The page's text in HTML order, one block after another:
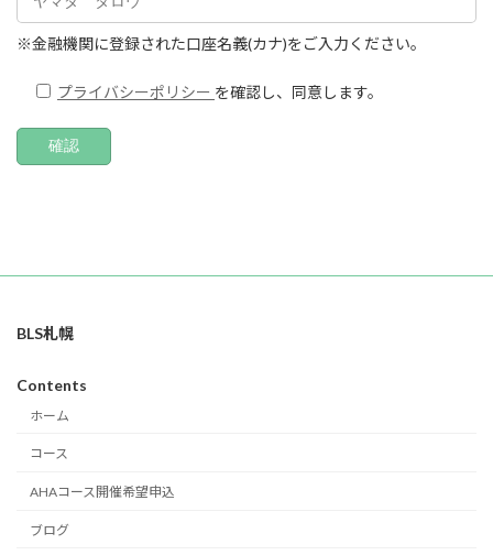
※金融機関に登録された口座名義(カナ)をご入力ください。
プライバシーポリシー を確認し、同意します。
BLS札幌
Contents
ホーム
コース
AHAコース開催希望申込
ブログ